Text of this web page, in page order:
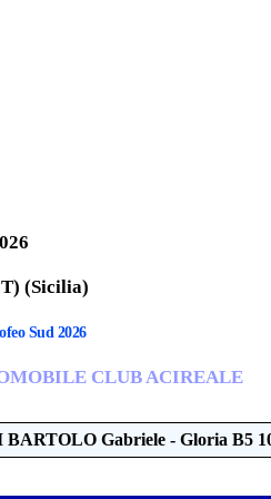
(Sicilia)
Sud 2026
CLUB ACIREALE
BARTOLO Gabriele - Gloria B5